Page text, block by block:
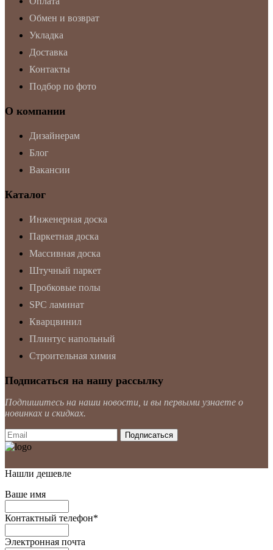
Обмен и возврат
Укладка
Доставка
Контакты
Подбор по фото
О компании
Дизайнерам
Блог
Вакансии
Каталог
Инженерная доска
Паркетная доска
Массивная доска
Штучный паркет
Пробковые полы
SPC ламинат
Кварцвинил
Плинтус напольный
Строительная химия
Подписаться на нашу рассылку
Подпишитесь на наши новости, и вы первыми узнаете о
новинках и скидках.
Нашли дешевле
Ваше имя
Контактный телефон*
Электронная почта